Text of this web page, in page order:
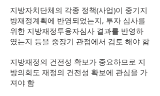
지방자치단체의 각종 정책(사업)이 중기지
방재정계획에 반영되었는지, 투자 심사를
위한 지방재정투융자심사 결과를 반영하
였는지 등을 중장기 관점에서 검토 해야 함
지방재정의 건전성 확보가 중요하므로 지
방의회도 재정의 건전성 확보에 관심을 가
져야 함